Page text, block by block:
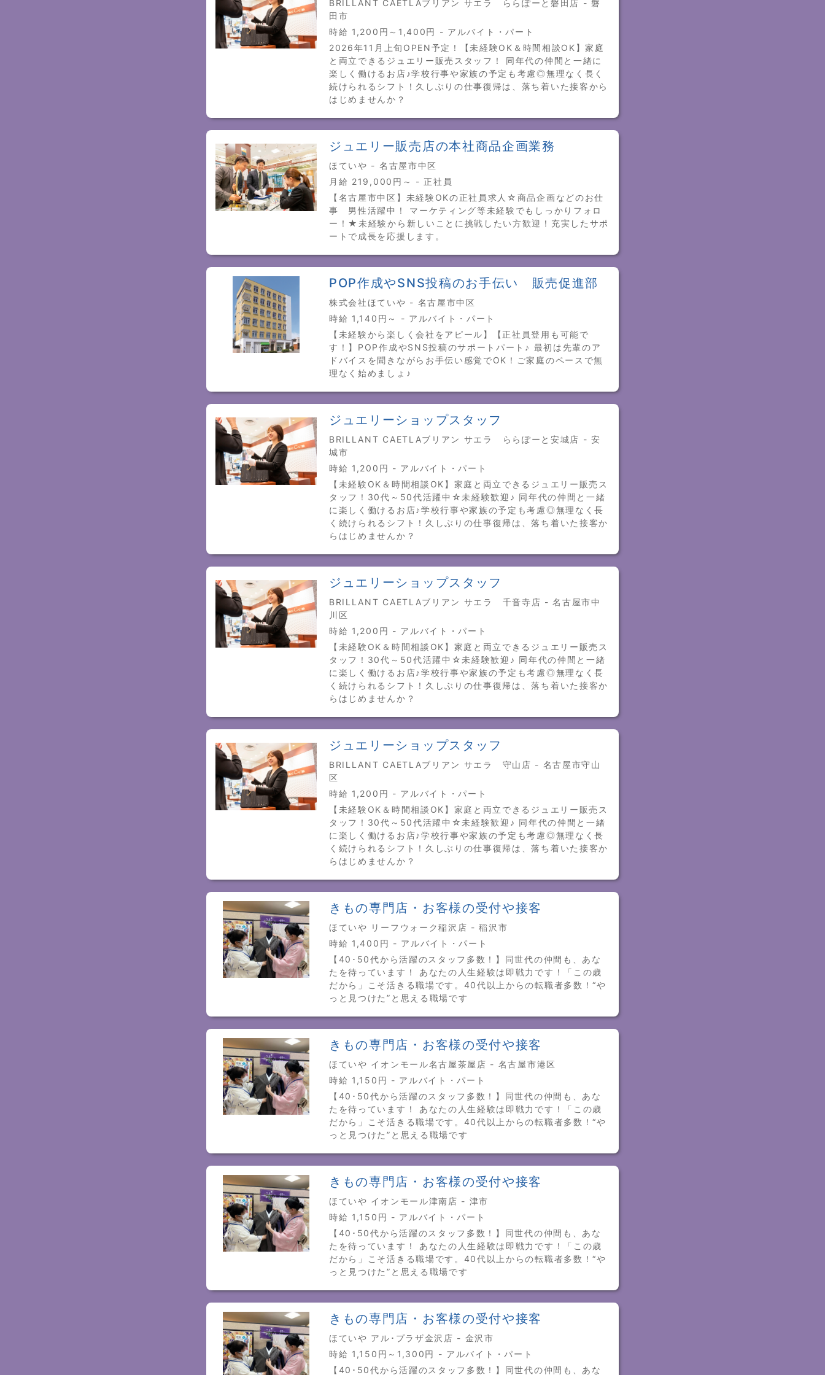
BRILLANT CAETLAブリアン サエラ ららぽーと磐田店 - 磐
田市
時給 1,200円～1,400円 - アルバイト・パート
2026年11月上旬OPEN予定！【未経験OK＆時間相談OK】家庭
と両立できるジュエリー販売スタッフ！ 同年代の仲間と一緒に
楽しく働けるお店♪学校行事や家族の予定も考慮◎無理なく長く
続けられるシフト！久しぶりの仕事復帰は、落ち着いた接客から
はじめませんか？
ジュエリー販売店の本社商品企画業務
ほていや - 名古屋市中区
月給 219,000円～ - 正社員
【名古屋市中区】未経験OKの正社員求人☆商品企画などのお仕
事 男性活躍中！ マーケティング等未経験でもしっかりフォロ
ー！★未経験から新しいことに挑戦したい方歓迎！充実したサポ
ートで成長を応援します。
POP作成やSNS投稿のお手伝い 販売促進部
株式会社ほていや - 名古屋市中区
時給 1,140円～ - アルバイト・パート
【未経験から楽しく会社をアピール】【正社員登用も可能で
す！】POP作成やSNS投稿のサポートパート♪ 最初は先輩のア
ドバイスを聞きながらお手伝い感覚でOK！ご家庭のペースで無
理なく始めましょ♪
ジュエリーショップスタッフ
BRILLANT CAETLAブリアン サエラ ららぽーと安城店 - 安
城市
時給 1,200円 - アルバイト・パート
【未経験OK＆時間相談OK】家庭と両立できるジュエリー販売ス
タッフ！30代～50代活躍中☆未経験歓迎♪ 同年代の仲間と一緒
に楽しく働けるお店♪学校行事や家族の予定も考慮◎無理なく長
く続けられるシフト！久しぶりの仕事復帰は、落ち着いた接客か
らはじめませんか？
ジュエリーショップスタッフ
BRILLANT CAETLAブリアン サエラ 千音寺店 - 名古屋市中
川区
時給 1,200円 - アルバイト・パート
【未経験OK＆時間相談OK】家庭と両立できるジュエリー販売ス
タッフ！30代～50代活躍中☆未経験歓迎♪ 同年代の仲間と一緒
に楽しく働けるお店♪学校行事や家族の予定も考慮◎無理なく長
く続けられるシフト！久しぶりの仕事復帰は、落ち着いた接客か
らはじめませんか？
ジュエリーショップスタッフ
BRILLANT CAETLAブリアン サエラ 守山店 - 名古屋市守山
区
時給 1,200円 - アルバイト・パート
【未経験OK＆時間相談OK】家庭と両立できるジュエリー販売ス
タッフ！30代～50代活躍中☆未経験歓迎♪ 同年代の仲間と一緒
に楽しく働けるお店♪学校行事や家族の予定も考慮◎無理なく長
く続けられるシフト！久しぶりの仕事復帰は、落ち着いた接客か
らはじめませんか？
きもの専門店・お客様の受付や接客
ほていや リーフウォーク稲沢店 - 稲沢市
時給 1,400円 - アルバイト・パート
【40･50代から活躍のスタッフ多数！】同世代の仲間も、あな
たを待っています！ あなたの人生経験は即戦力です！「この歳
だから」こそ活きる職場です。40代以上からの転職者多数！“や
っと見つけた”と思える職場です
きもの専門店・お客様の受付や接客
ほていや イオンモール名古屋茶屋店 - 名古屋市港区
時給 1,150円 - アルバイト・パート
【40･50代から活躍のスタッフ多数！】同世代の仲間も、あな
たを待っています！ あなたの人生経験は即戦力です！「この歳
だから」こそ活きる職場です。40代以上からの転職者多数！“や
っと見つけた”と思える職場です
きもの専門店・お客様の受付や接客
ほていや イオンモール津南店 - 津市
時給 1,150円 - アルバイト・パート
【40･50代から活躍のスタッフ多数！】同世代の仲間も、あな
たを待っています！ あなたの人生経験は即戦力です！「この歳
だから」こそ活きる職場です。40代以上からの転職者多数！“や
っと見つけた”と思える職場です
きもの専門店・お客様の受付や接客
ほていや アル･プラザ金沢店 - 金沢市
時給 1,150円～1,300円 - アルバイト・パート
【40･50代から活躍のスタッフ多数！】同世代の仲間も、あな